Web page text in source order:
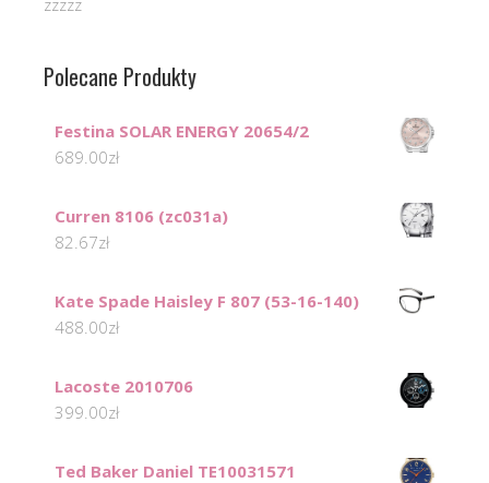
Polecane Produkty
Festina SOLAR ENERGY 20654/2
689.00zł
Curren 8106 (zc031a)
82.67zł
Kate Spade Haisley F 807 (53-16-140)
488.00zł
Lacoste 2010706
399.00zł
Ted Baker Daniel TE10031571